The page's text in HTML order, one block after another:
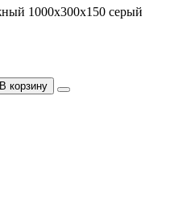
В корзину